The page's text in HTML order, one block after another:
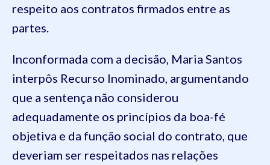
respeito aos contratos firmados entre as
partes.
Inconformada com a decisão, Maria Santos
interpôs Recurso Inominado, argumentando
que a sentença não considerou
adequadamente os princípios da boa-fé
objetiva e da função social do contrato, que
deveriam ser respeitados nas relações